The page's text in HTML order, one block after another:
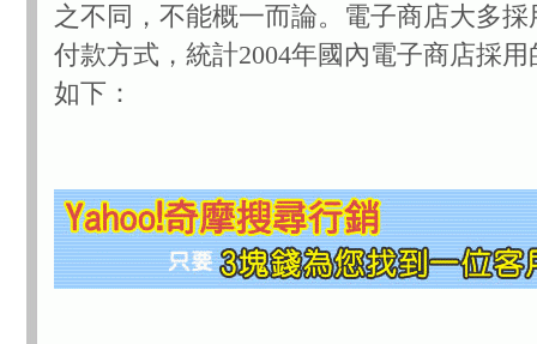
之不同，不能概一而論。電子商店大多採
付款方式，統計2004年國內電子商店採
如下：